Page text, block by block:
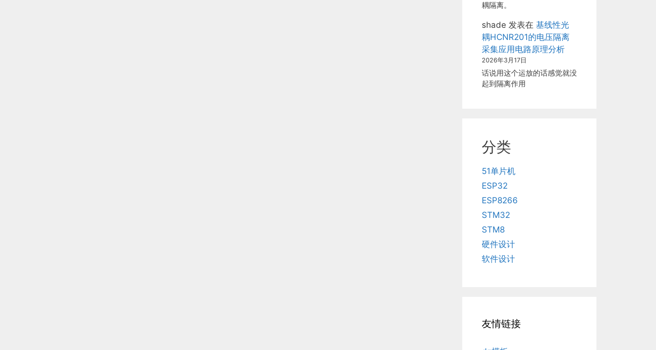
耦隔离。
shade 发表在 基线性光
耦HCNR201的电压隔离
采集应用电路原理分析
2026年3月17日
话说用这个运放的话感觉就没
起到隔离作用
分类
51单片机
ESP32
ESP8266
STM32
STM8
硬件设计
软件设计
友情链接